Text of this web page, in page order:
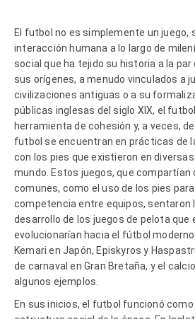
El futbol no es simplemente un juego,
interacción humana a lo largo de
social que ha tejido su historia a la par
sus orígenes, a menudo vinculados a
civilizaciones antiguas o a su
públicas inglesas del siglo XIX, el
herramienta de cohesión y, a veces,
futbol se encuentran en prácticas de
con los pies que existieron en
mundo. Estos juegos, que
comunes, como el uso de los pies
competencia entre equipos, sentaron
desarrollo de los juegos de pelota que
evolucionarían hacia el fútbol moderno.
Kemari en Japón, Episkyros y
de carnaval en Gran Bretaña, y el
algunos ejemplos.
En sus inicios, el futbol funcionó como